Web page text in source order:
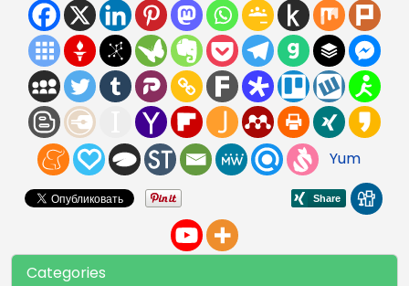
Yum
Categories